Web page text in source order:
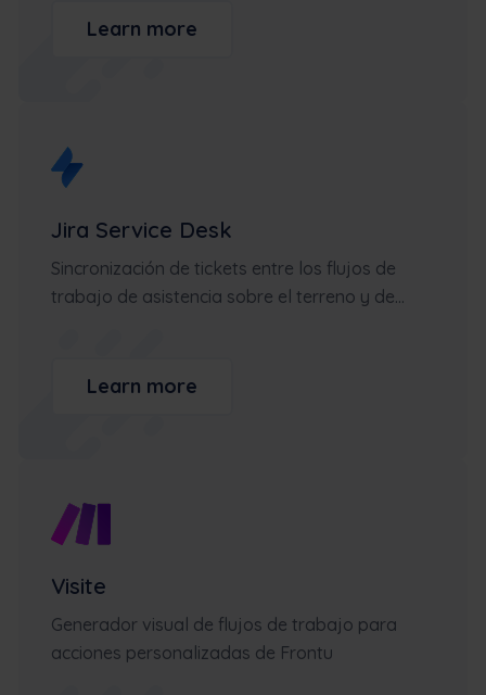
Learn more
Jira Service Desk
Sincronización de tickets entre los flujos de
trabajo de asistencia sobre el terreno y de...
Learn more
Visite
Generador visual de flujos de trabajo para
acciones personalizadas de Frontu